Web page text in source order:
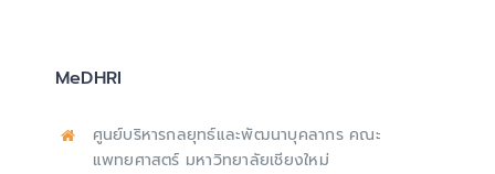
MeDHRI
ศูนย์บริหารกลยุทธ์และพัฒนาบุคลากร คณะ
แพทยศาสตร์ มหาวิทยาลัยเชียงใหม่